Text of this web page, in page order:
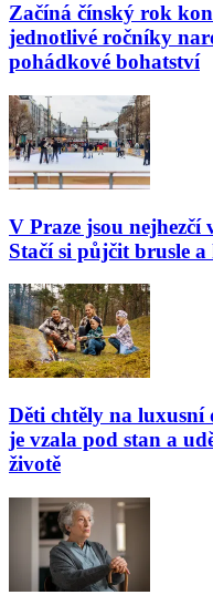
Začíná čínský rok
jednotlivé ročníky
pohádkové bohatství
V Praze jsou
Stačí si půjčit brusle
Děti chtěly na luxusní
je vzala pod stan a
životě